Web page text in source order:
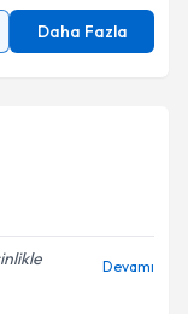
Daha Fazla
Devamı